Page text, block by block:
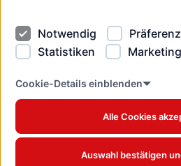
Notwendig
Statistiken
Marketing
Cookie-Details einblenden
Alle Cookies
Auswahl bestätigen
Datenschutzhinweise
Barrierefreiheit
Cookie Erklärung
www.luebeck.de